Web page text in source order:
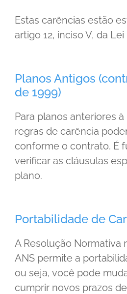
Estas carências estão
artigo 12, inciso V, da
Planos Antigos
de 1999)
Para planos anteriores
regras de carência
conforme o contrato. É
verificar as cláusulas
plano.
Portabilidade de
A Resolução Normativa
ANS permite a
ou seja, você pode
cumprir novos prazos